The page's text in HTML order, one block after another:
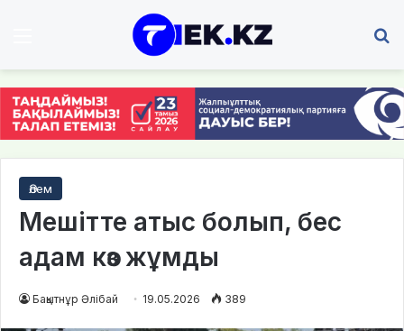
Әлем
Мешітте атыс болып, бес
адам көз жұмды
Бақытнұр Әлібай 19.05.2026 389